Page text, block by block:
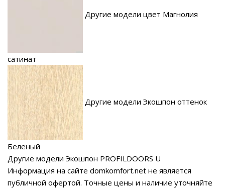
Другие модели цвет Магнолия
сатинат
Другие модели Экошпон оттенок
Беленый
Другие модели Экошпон PROFILDOORS U
Информация на сайте domkomfort.net не является
публичной офертой. Точные цены и наличие уточняйте